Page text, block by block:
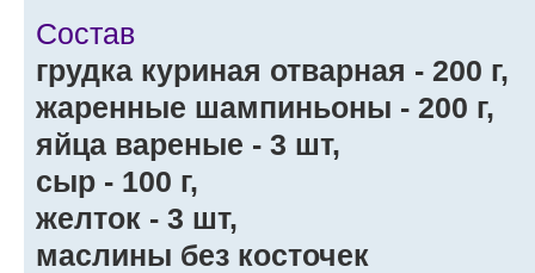
Состав
грудка куриная отварная - 200 г,
жаренные шампиньоны - 200 г,
яйца вареные - 3 шт,
сыр - 100 г,
желток - 3 шт,
маслины без косточек